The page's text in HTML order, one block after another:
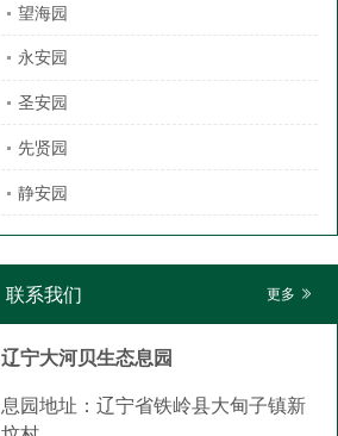
望海园
永安园
圣安园
先贤园
静安园
联系我们 更多
辽宁大河贝生态息园
息园地址：辽宁省铁岭县大甸子镇新